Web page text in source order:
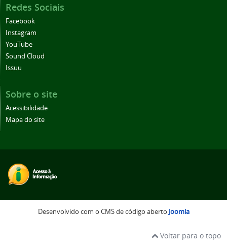
Redes Sociais
Facebook
Instagram
YouTube
Sound Cloud
Issuu
Sobre o site
Acessibilidade
Mapa do site
Desenvolvido com o CMS de código aberto Joomla
Voltar para o topo